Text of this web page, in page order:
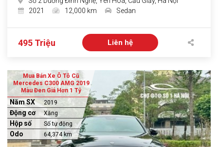
2021
12,000 km Sedan
495 Triệu Liên hệ
Mua Bán Xe Ô Tô Cũ
Mercedes C300 AMG 2019
Màu Đen Giá Hơn 1 Tỷ
Năm SX 2019
Động cơ Xăng
Hộp số Số tự động
Odo 64,374 km